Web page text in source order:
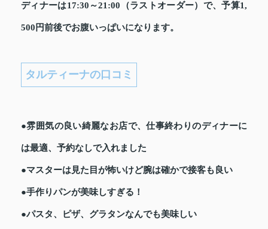
ディナーは17:30～21:00（ラストオーダー）で、予算1,
500円前後でお腹いっぱいになります。
タルティーナの口コミ
●雰囲気の良い綺麗なお店で、仕事終わりのディナーに
は最適、予約なしで入れました
●マスターは見た目が怖いけど腕は確かで接客も良い
●手作りパンが美味しすぎる！
●パスタ、ピザ、グラタンなんでも美味しい